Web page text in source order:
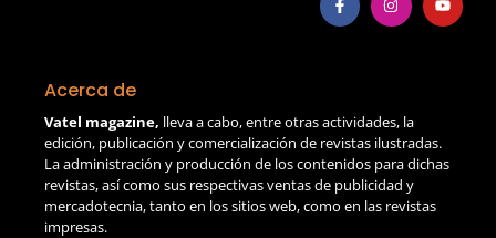
Acerca de
Vatel magazine, lleva a cabo, entre otras actividades, la
edición, publicación y comercialización de revistas ilustradas.
La administración y producción de los contenidos para dichas
revistas, así como sus respectivas ventas de publicidad y
mercadotecnia, tanto en los sitios web, como en las revistas
impresas.